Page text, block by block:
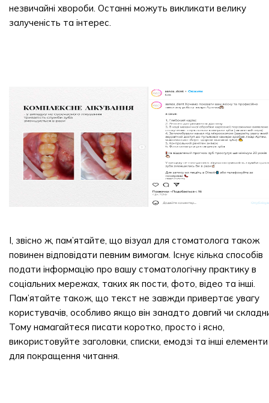
незвичайні хвороби. Останні можуть викликати велику
залученість та інтерес.
І, звісно ж, пам’ятайте, що візуал для стоматолога також
повинен відповідати певним вимогам. Існує кілька способів
подати інформацію про вашу стоматологічну практику в
соціальних мережах, таких як пости, фото, відео та інші.
Пам’ятайте також, що текст не завжди привертає увагу
користувачів, особливо якщо він занадто довгий чи
Тому намагайтеся писати коротко, просто і ясно,
використовуйте заголовки, списки, емодзі та інші елементи
для покращення читання.